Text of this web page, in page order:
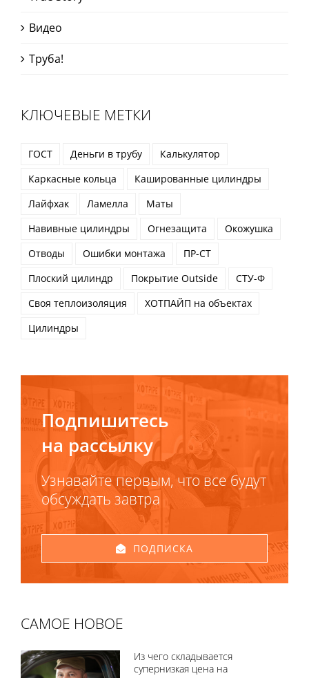
Видео
Труба!
КЛЮЧЕВЫЕ МЕТКИ
ГОСТ Деньги в трубу
Калькулятор
Каркасные кольца
Кашированные цилиндры
Лайфхак
Ламелла
Маты
Навивные цилиндры
Огнезащита
Окожушка
Отводы
Ошибки монтажа
ПР-СТ
Плоский цилиндр
Покрытие Outside
СТУ-Ф
Своя теплоизоляция
ХОТПАЙП на объектах
Цилиндры
Подпишитесь
на рассылку
Узнавайте первым, что все будут
обсуждать завтра
ПОДПИСКА
САМОЕ НОВОЕ
Из чего складывается
супернизкая цена на